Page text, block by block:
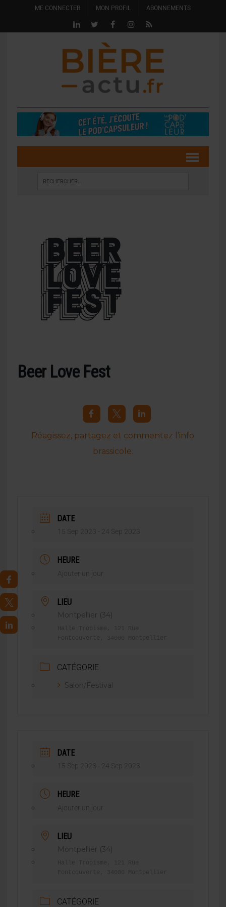
ME CONNECTER MON PROFIL ABONNEMENTS
Beer Love Fest
Réagissez, partagez et commentez l’info
brassicole.
DATE
15 Sep 2023 - 24 Sep 2023
HEURE
Ajouter un jour
LIEU
Montpellier (34)
CATÉGORIE
Salon/Festival
DATE
15 Sep 2023 - 24 Sep 2023
HEURE
Ajouter un jour
LIEU
Montpellier (34)
CATÉGORIE